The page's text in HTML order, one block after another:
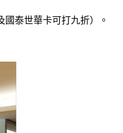
泰世華卡可打九折）。